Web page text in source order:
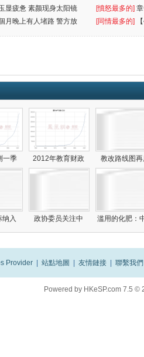
罪
显疲惫 素颜现身太阳镜
[憤怒最多的]
月晚上有人堵路 警方放
[同情最多的]
敗
一季 2012年教育财政 教改路线图
纳入 政协委员关注中 滥用的化肥：
Provider 站點地圖 友情鏈接 聯繫我們
Powered by HKeSP.com 7.5 ©